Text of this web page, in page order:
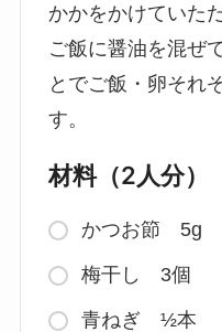
かかをかけていた
ご飯に醤油を混ぜ
とでご飯・卵それ
す。
材料（2人分）
かつお節 5g
梅干し 3個
青ねぎ ½本